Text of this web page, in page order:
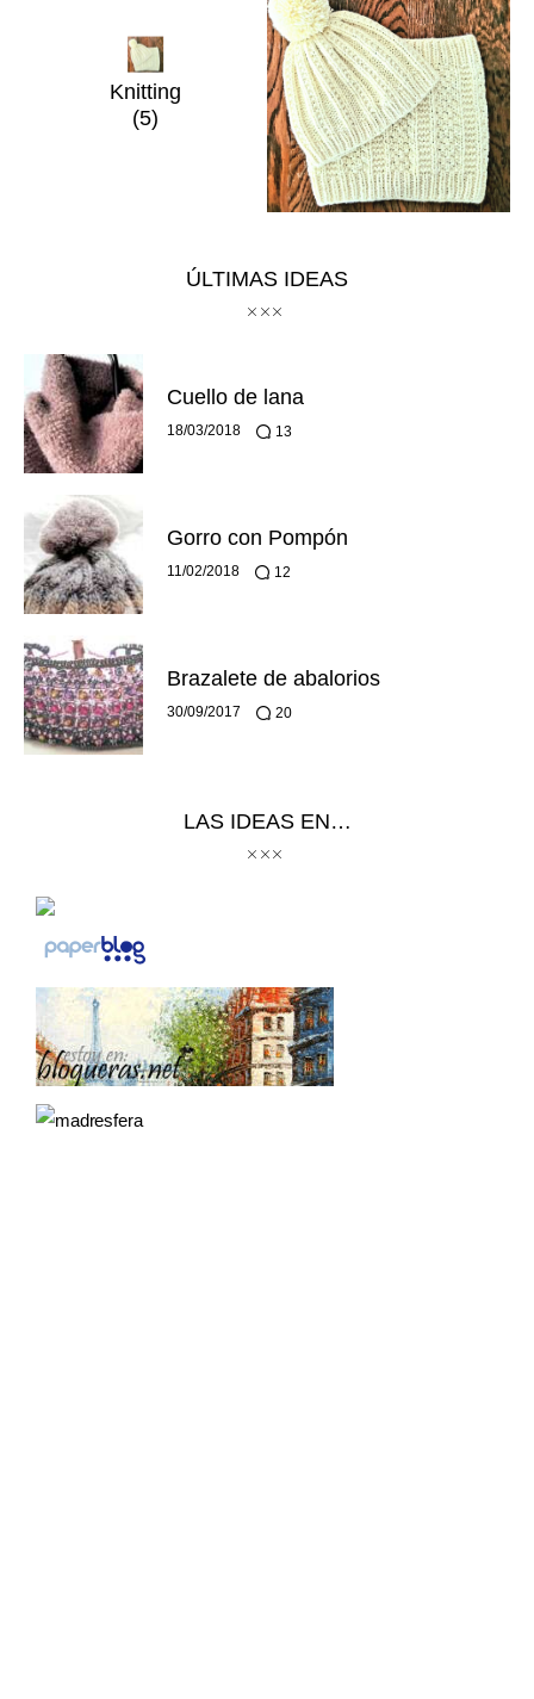
Knitting
(5)
ÚLTIMAS IDEAS
Cuello de lana
18/03/2018 13
Gorro con Pompón
11/02/2018 12
Brazalete de abalorios
30/09/2017 20
LAS IDEAS EN…